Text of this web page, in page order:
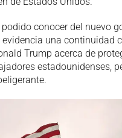
conocer del nuevo
evidencia una continuidad
Trump acerca de
estadounidenses,